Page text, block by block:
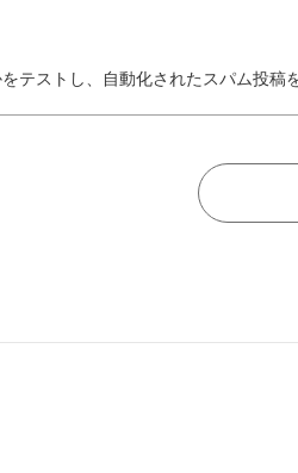
テストし、自動化されたスパム投稿